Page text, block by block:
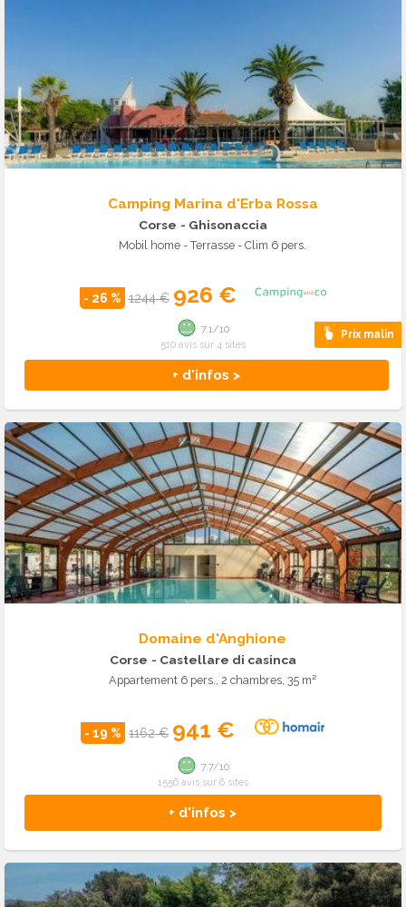
Camping Marina d'Erba Rossa
Corse - Ghisonaccia
Mobil home - Terrasse - Clim 6 pers.
- 26 % 1244 € 926 €
Prix malin
+ d'infos >
7.1/10
510 avis sur 4 sites
Domaine d'Anghione
Corse - Castellare di casinca
Appartement 6 pers., 2 chambres, 35 m²
- 19 % 1162 € 941 €
+ d'infos >
7.7/10
1556 avis sur 6 sites